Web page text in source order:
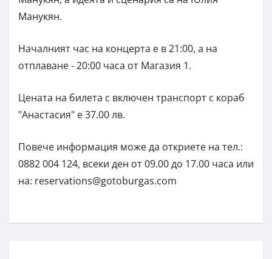
Манукян.
Началният час на концерта е в 21:00, а на
отплаване - 20:00 часа от Магазия 1.
Цената на билета с включен транспорт с кораб
"Анастасия" е 37.00 лв.
Повече информация може да откриете на тел.:
0882 004 124, всеки ден от 09.00 до 17.00 часа или
на: reservations@gotoburgas.com